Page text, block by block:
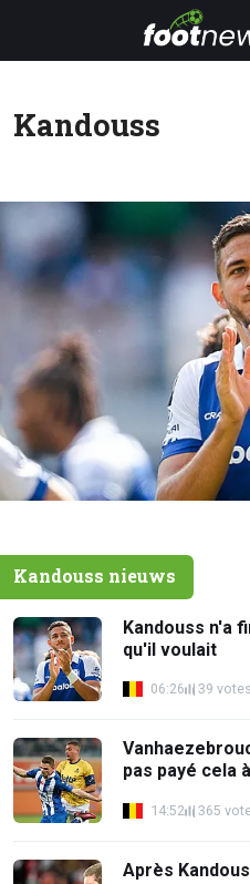
Kandouss
Kandouss nieuws
Kandouss n'a
qu'il voulait
06:26 39 votes
pas payé cela
14:52 365
Après